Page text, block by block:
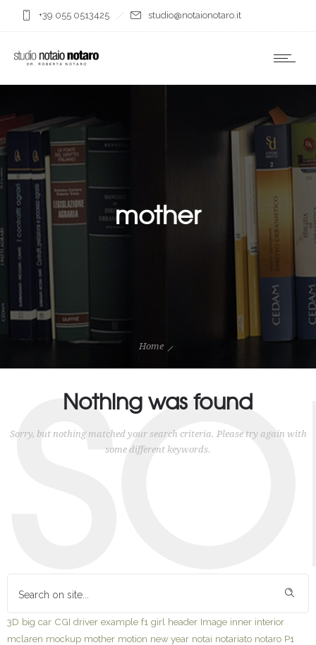
+39 055 0513425 studio@notaionotaro.it
mother
Home
Nothing was found
Sorry, but nothing matched your search criteria. Please try again with
some different keywords.
3D big car CGI driver example f1 girl header Image inner interior
mclaren mockup mother motion new year notai notariato notaro P1